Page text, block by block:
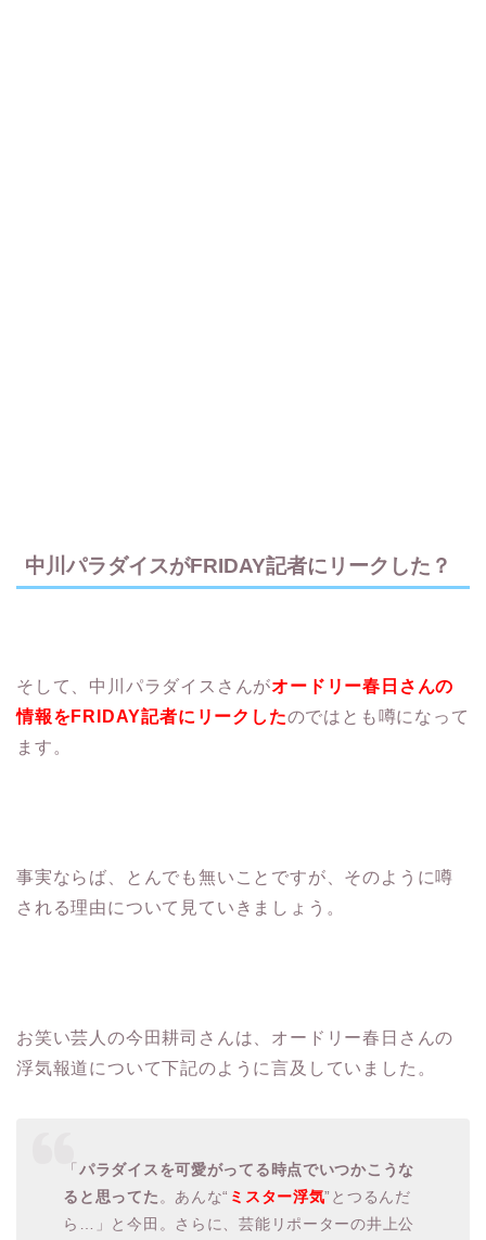
中川パラダイスがFRIDAY記者にリークした？
そして、中川パラダイスさんがオードリー春日さんの
情報をFRIDAY記者にリークしたのではとも噂になって
ます。
事実ならば、とんでも無いことですが、そのように噂
される理由について見ていきましょう。
お笑い芸人の今田耕司さんは、オードリー春日さんの
浮気報道について下記のように言及していました。
「 パラダイスを可愛がってる時点でいつかこうな
ると思ってた 。あんな“ ミスター浮気”とつるんだ
ら…」と今田。さらに、芸能リポーターの井上公